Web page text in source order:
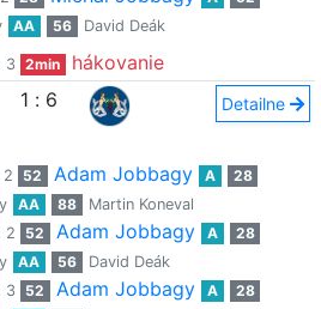
AA 56 David Deák
3 2min
hákovanie
1 : 6 Detailne
2 52 Adam Jobbagy A
28
AA 88
Martin Koneval
2 52 Adam Jobbagy A
28
AA 56
David Deák
3 52 Adam Jobbagy A
28